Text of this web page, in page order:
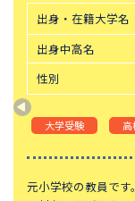
出身・在籍大学名
出身中高名
性別
大学受験 高
元小学校の教員です